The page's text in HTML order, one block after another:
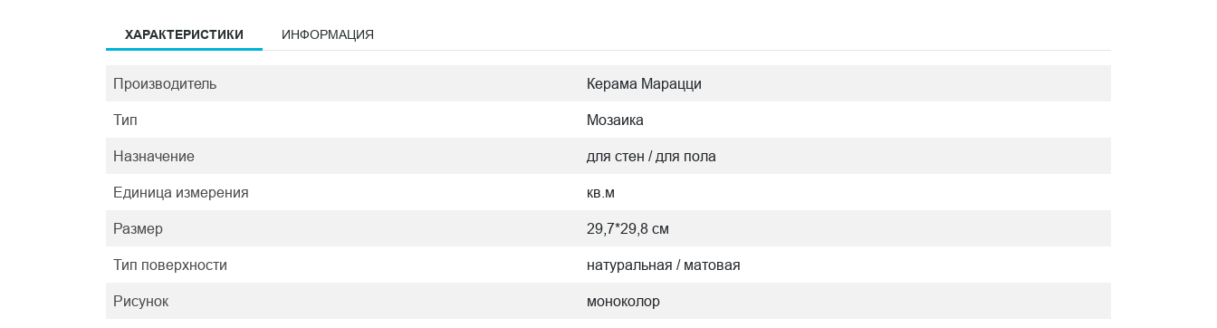
ХАРАКТЕРИСТИКИ ИНФОРМАЦИЯ
Производитель Керама Марацци
Тип Мозаика
Назначение для стен / для пола
Единица измерения кв.м
Размер 29,7*29,8 см
Тип поверхности натуральная / матовая
Рисунок моноколор